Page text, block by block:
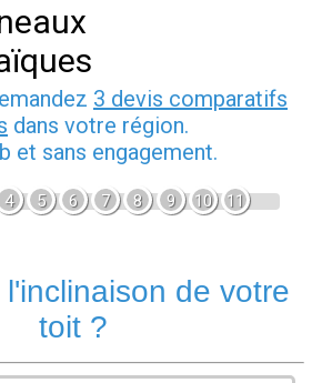
3 devis comparatifs
dans votre région.
et sans engagement.
4 5 6 7 8 9 10 11
de votre
toit ?